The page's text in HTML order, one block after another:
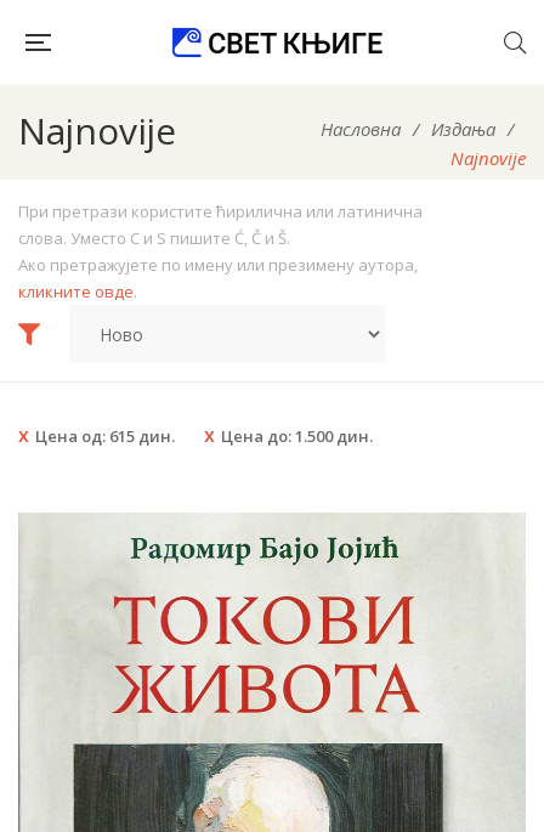
Najnovije Насловна / Издања /
Najnovije
При претрази користите ћирилична или латинична
слова. Уместо C и S пишите Ć, Č и Š.
Ако претражујете по имену или презимену аутора,
кликните овде.
Цена од: 615 дин. Цена до:1.500дин.